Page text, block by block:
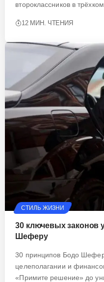
второклассников в
12 МИН. ЧТЕНИЯ
СТИЛЬ ЖИЗНИ
30 ключевых законов
Шеферу
30 принципов Бодо
целеполагании и
«Примите решение» до